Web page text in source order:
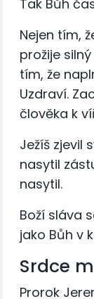
Tak Bůh
Nejen tím,
prožije
tím, že
Uzdraví.
člověka k
Ježíš zjevil
nasytil
nasytil.
Boží sláva
jako Bůh v
Srdce
Prorok